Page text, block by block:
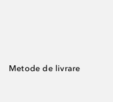
Metode de livrare